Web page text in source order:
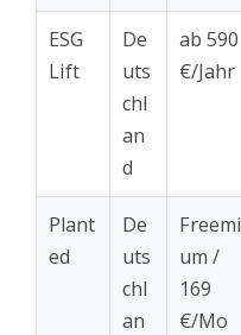
ESG
Lift
De
uts
chl
an
d
ab 590
€/Jahr
Plant
ed
De
uts
chl
an
Freemi
um /
169
€/Mo